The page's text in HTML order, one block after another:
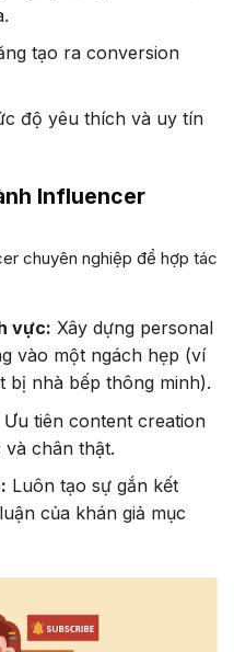
tạo ra conversion
độ yêu thích và uy tín
Influencer
chuyên nghiệp để hợp tác
vực: Xây dựng personal
vào một ngách hẹp (ví
bị nhà bếp thông minh).
Ưu tiên content creation
và chân thật.
Luôn tạo sự gắn kết
của khán giả mục